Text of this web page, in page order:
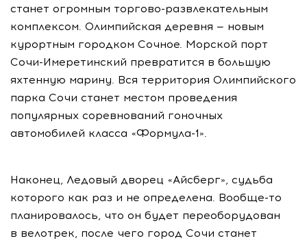
станет огромным торгово-развлекательным
комплексом. Олимпийская деревня — новым
курортным городком Сочное. Морской порт
Сочи-Имеретинский превратится в большую
яхтенную марину. Вся территория Олимпийского
парка Сочи станет местом проведения
популярных соревнований гоночных
автомобилей класса «Формула-1».
Наконец, Ледовый дворец «Айсберг», судьба
которого как раз и не определена. Вообще-то
планировалось, что он будет переоборудован
в велотрек, после чего город Сочи станет